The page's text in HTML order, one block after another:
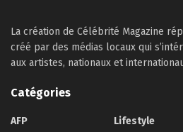
La création de Célébrité Magazine
créé par des médias locaux qui
aux artistes, nationaux et
Catégories
AFP
Lifestyle